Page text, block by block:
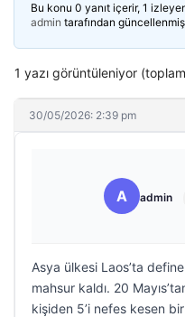
Bu konu 0 yanıt içerir, 1
admin tarafından
1 yazı görüntüleniyor
30/05/2026: 2:39 pm
A admin
Asya ülkesi Laos’ta
mahsur kaldı. 20
kişiden 5’i nefes kesen